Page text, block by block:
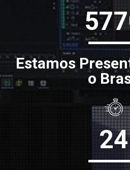
Estamos
o
24